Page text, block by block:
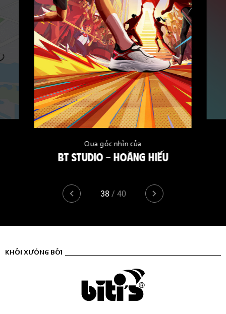
Qua góc nhìn của
BT STUDIO - HOÀNG HIẾU
38 / 40
KHỞI XƯỚNG BỞI